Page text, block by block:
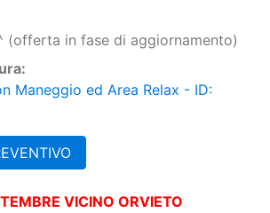
(offerta in fase di aggiornamento)
Maneggio ed Area Relax - ID:
VICINO ORVIETO